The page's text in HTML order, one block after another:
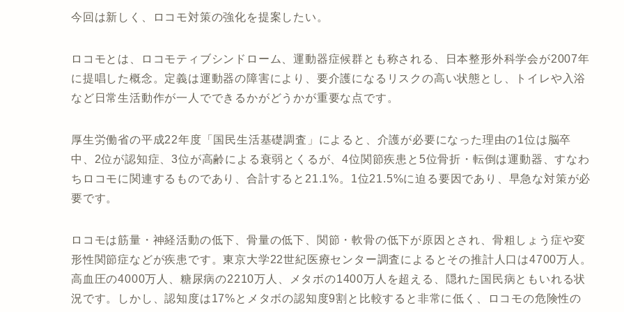
今回は新しく、ロコモ対策の強化を提案したい。
ロコモとは、ロコモティブシンドローム、運動器症候群とも称される、日本整形外科学会が2007年
に提唱した概念。定義は運動器の障害により、要介護になるリスクの高い状態とし、トイレや入浴
など日常生活動作が一人でできるかがどうかが重要な点です。
厚生労働省の平成22年度「国民生活基礎調査」によると、介護が必要になった理由の1位は脳卒
中、2位が認知症、3位が高齢による衰弱とくるが、4位関節疾患と5位骨折・転倒は運動器、すなわ
ちロコモに関連するものであり、合計すると21.1%。1位21.5%に迫る要因であり、早急な対策が必
要です。
ロコモは筋量・神経活動の低下、骨量の低下、関節・軟骨の低下が原因とされ、骨粗しょう症や変
形性関節症などが疾患です。東京大学22世紀医療センター調査によるとその推計人口は4700万人。
高血圧の4000万人、糖尿病の2210万人、メタボの1400万人を超える、隠れた国民病ともいれる状
況です。しかし、認知度は17%とメタボの認知度9割と比較すると非常に低く、ロコモの危険性の